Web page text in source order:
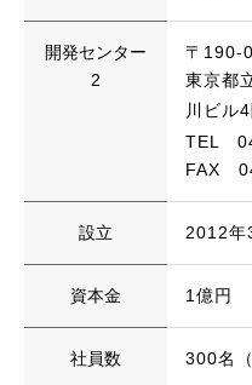
開発センター
2
〒190-
東京都
川ビル
TEL
FAX
設立 2012年
資本金 1億円
社員数 300名